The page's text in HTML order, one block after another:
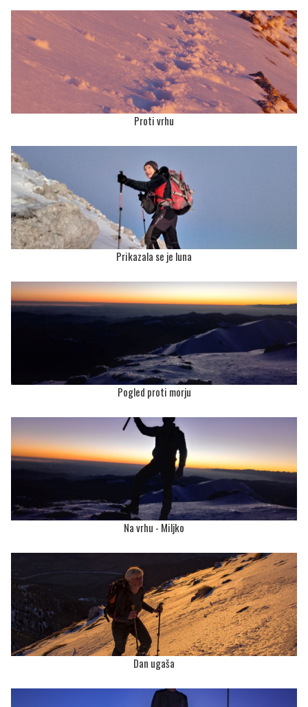
Proti vrhu
Prikazala se je luna
Pogled proti morju
Na vrhu - Miljko
Dan ugaša